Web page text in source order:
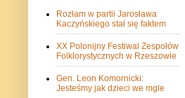
Rozłam w partii Jarosława
Kaczyńskiego stał się faktem
XX Polonijny Festiwal Zespołów
Folklorystycznych w Rzeszowie
Gen. Leon Komornicki:
Jesteśmy jak dzieci we mgle